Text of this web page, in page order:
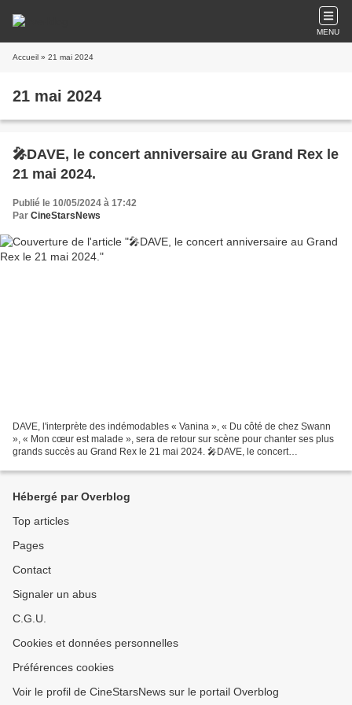
MENU
Accueil » 21 mai 2024
21 mai 2024
🎤DAVE, le concert anniversaire au Grand Rex le
21 mai 2024.
Publié le 10/05/2024 à 17:42
Par CineStarsNews
DAVE, l'interprète des indémodables « Vanina », « Du côté de chez Swann
», « Mon cœur est malade », sera de retour sur scène pour chanter ses plus
grands succès au Grand Rex le 21 mai 2024. 🎤DAVE, le concert
Hébergé par Overblog
Top articles
Pages
Contact
Signaler un abus
C.G.U.
Cookies et données personnelles
Préférences cookies
Voir le profil de CineStarsNews sur le portail Overblog